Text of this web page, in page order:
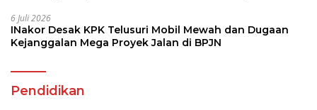
6 Juli 2026
INakor Desak KPK Telusuri Mobil Mewah dan Dugaan
Kejanggalan Mega Proyek Jalan di BPJN
Pendidikan